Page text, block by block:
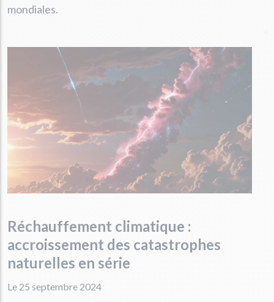
mondiales.
Réchauffement climatique :
accroissement des catastrophes
naturelles en série
Le 25 septembre 2024